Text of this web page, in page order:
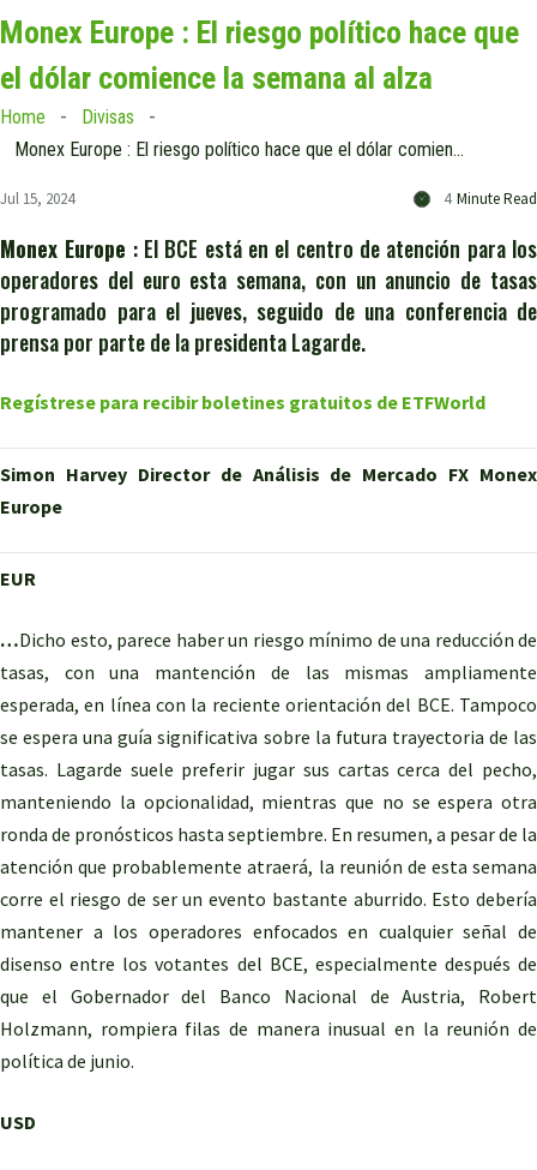
Monex Europe : El riesgo político hace que
el dólar comience la semana al alza
Home
Divisas
Monex Europe : El riesgo político hace que el dólar comience la semana al alza
Jul 15, 2024 4 Minute Read
Monex Europe : El BCE está en el centro de atención para los
operadores del euro esta semana, con un anuncio de tasas
programado para el jueves, seguido de una conferencia de
prensa por parte de la presidenta Lagarde.
Regístrese para recibir boletines gratuitos de ETFWorld
Simon Harvey Director de Análisis de Mercado FX Monex
Europe
EUR
…Dicho esto, parece haber un riesgo mínimo de una reducción de
tasas, con una mantención de las mismas ampliamente
esperada, en línea con la reciente orientación del BCE. Tampoco
se espera una guía significativa sobre la futura trayectoria de las
tasas. Lagarde suele preferir jugar sus cartas cerca del pecho,
manteniendo la opcionalidad, mientras que no se espera otra
ronda de pronósticos hasta septiembre. En resumen, a pesar de la
atención que probablemente atraerá, la reunión de esta semana
corre el riesgo de ser un evento bastante aburrido. Esto debería
mantener a los operadores enfocados en cualquier señal de
disenso entre los votantes del BCE, especialmente después de
que el Gobernador del Banco Nacional de Austria, Robert
Holzmann, rompiera filas de manera inusual en la reunión de
política de junio.
USD